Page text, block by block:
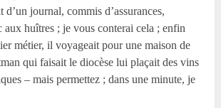
d’un journal, commis d’assurances,
aux huîtres ; je vous conterai cela ; enfin
métier, il voyageait pour une maison de
qui faisait le diocèse lui plaçait des vins
– mais permettez ; dans une minute, je